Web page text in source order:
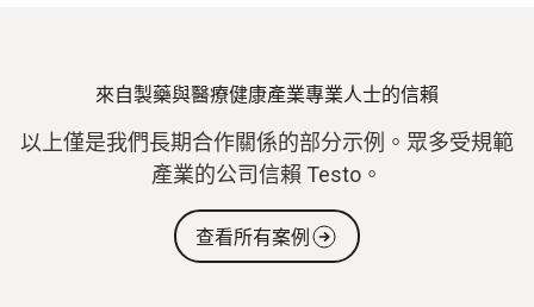
來自製藥與醫療健康產業專業人士的信賴
以上僅是我們長期合作關係的部分示例。眾多受規範
產業的公司信賴 Testo。
查看所有案例